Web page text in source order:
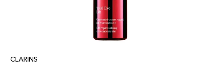
CLARINS